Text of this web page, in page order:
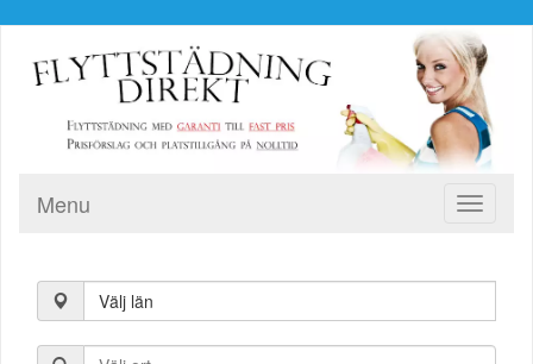
Toggle
Menu
Välj län